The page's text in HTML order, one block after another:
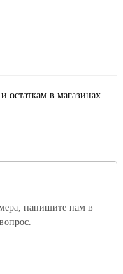
в магазинах
напишите нам в